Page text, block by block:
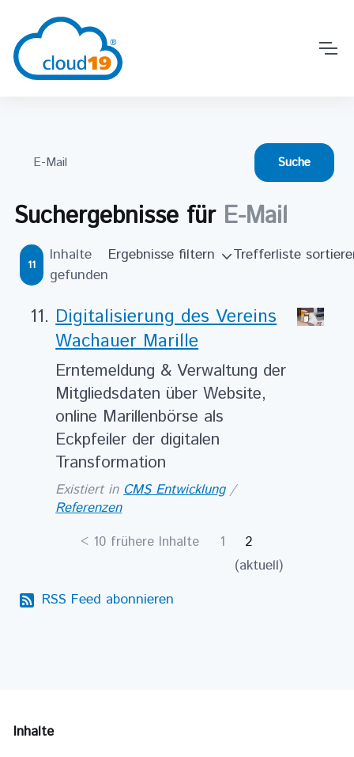
Suchergebnisse für E-Mail
11
Inhalte
gefunden
Ergebnisse filtern Trefferliste
Digitalisierung des Vereins
Wachauer Marille
Erntemeldung & Verwaltung der
Mitgliedsdaten über Website,
online Marillenbörse als
Eckpfeiler der digitalen
Transformation
Existiert in CMS Entwicklung /
Referenzen
< 10 frühere Inhalte 1 2
(aktuell)
RSS Feed abonnieren
Inhalte